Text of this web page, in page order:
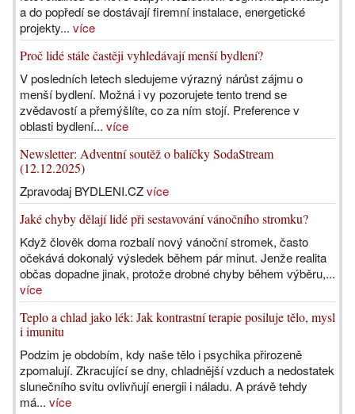
a do popředí se dostávají firemní instalace, energetické
projekty... více
Proč lidé stále častěji vyhledávají menší bydlení?
V posledních letech sledujeme výrazný nárůst zájmu o
menší bydlení. Možná i vy pozorujete tento trend se
zvědavostí a přemýšlíte, co za ním stojí. Preference v
oblasti bydlení... více
Newsletter: Adventní soutěž o balíčky SodaStream
(12.12.2025)
Zpravodaj BYDLENI.CZvíce
Jaké chyby dělají lidé při sestavování vánočního stromku?
Když člověk doma rozbalí nový vánoční stromek, často
očekává dokonalý výsledek během pár minut. Jenže realita
občas dopadne jinak, protože drobné chyby během výběru,...
více
Teplo a chlad jako lék: Jak kontrastní terapie posiluje tělo, mysl
i imunitu
Podzim je obdobím, kdy naše tělo i psychika přirozeně
zpomalují. Zkracující se dny, chladnější vzduch a nedostatek
slunečního svitu ovlivňují energii i náladu. A právě tehdy
má... více